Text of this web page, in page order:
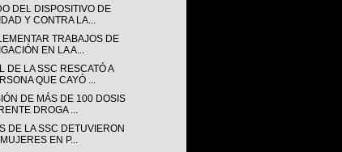
DEL DISPOSITIVO DE
Y CONTRA LA...
TRABAJOS DE
EN LA A...
DE LA SSC RESCATÓ A
QUE CAYÓ ...
DE MÁS DE 100 DOSIS
DROGA ...
DE LA SSC DETUVIERON
EN P...